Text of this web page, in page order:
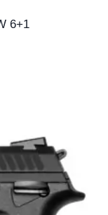
6+1